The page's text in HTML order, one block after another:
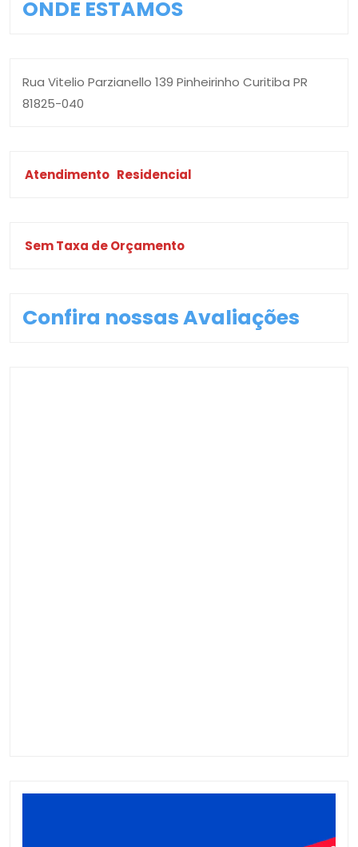
ONDE ESTAMOS
Rua Vitelio Parzianello 139 Pinheirinho Curitiba PR
81825-040
Atendimento Residencial
Sem Taxa de Orçamento
Confira nossas Avaliações